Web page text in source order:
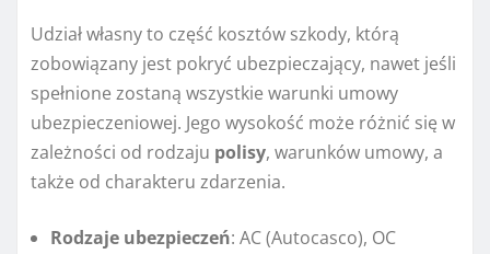
Udział własny to część kosztów szkody, którą
zobowiązany jest pokryć ubezpieczający, nawet jeśli
spełnione zostaną wszystkie warunki umowy
ubezpieczeniowej. Jego wysokość może różnić się w
zależności od rodzaju polisy, warunków umowy, a
także od charakteru zdarzenia.
Rodzaje ubezpieczeń: AC (Autocasco), OC